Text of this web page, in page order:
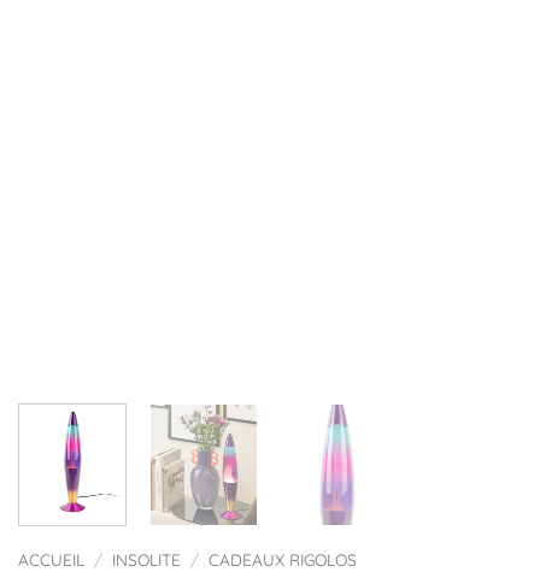
ACCUEIL / INSOLITE / CADEAUX RIGOLOS